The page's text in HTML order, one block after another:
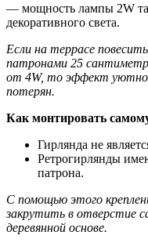
— мощность лампы 2W
декоративного света.
Если на террасе
патронами 25
от 4W, то эффект
потерян.
Как монтировать
Гирлянда не
Ретрогирлянды
патрона.
С помощью этого
закрутить в отверстие
деревянной основе.